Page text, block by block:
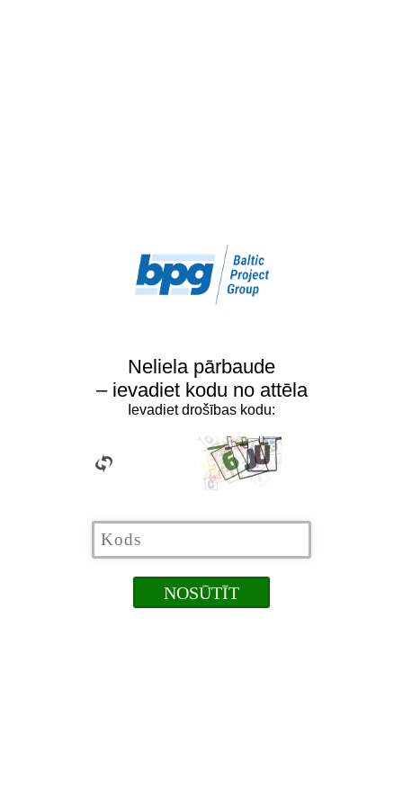
Neliela pārbaude
– ievadiet kodu no attēla
Ievadiet drošības kodu: